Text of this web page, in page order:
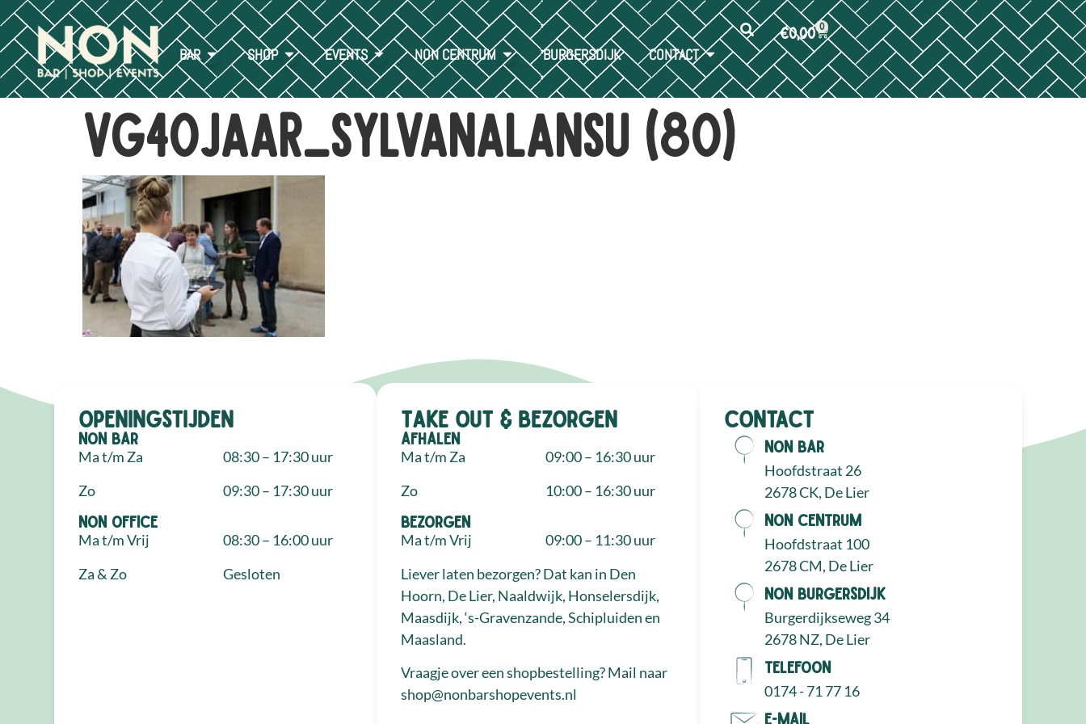
BAR SHOP EVENTS NON CENTRUM BURGERSDIJK CONTACT
€0,00 0
VG40jaar_SylvanaLansu (80)
Openingstijden
NON Bar
Ma t/m Za
Zo
08:30 – 17:30 uur
09:30 – 17:30 uur
NON Office
Ma t/m Vrij
Za & Zo
08:30 – 16:00 uur
Gesloten
Take out & bezorgen
Afhalen
Ma t/m Za
Zo
09:00 – 16:30 uur
10:00 – 16:30 uur
Bezorgen
Ma t/m Vrij
09:00 – 11:30 uur
Liever laten bezorgen? Dat kan in Den
Hoorn, De Lier, Naaldwijk, Honselersdijk,
Maasdijk, ‘s-Gravenzande, Schipluiden en
Maasland.
Vraagje over een shopbestelling? Mail naar
shop@nonbarshopevents.nl
Contact
NON Bar
Hoofdstraat 26
2678 CK, De Lier
NON Centrum
Hoofdstraat 100
2678 CM, De Lier
NON Burgersdijk
Burgerdijkseweg 34
2678 NZ, De Lier
Telefoon
0174 - 71 77 16
E-mail